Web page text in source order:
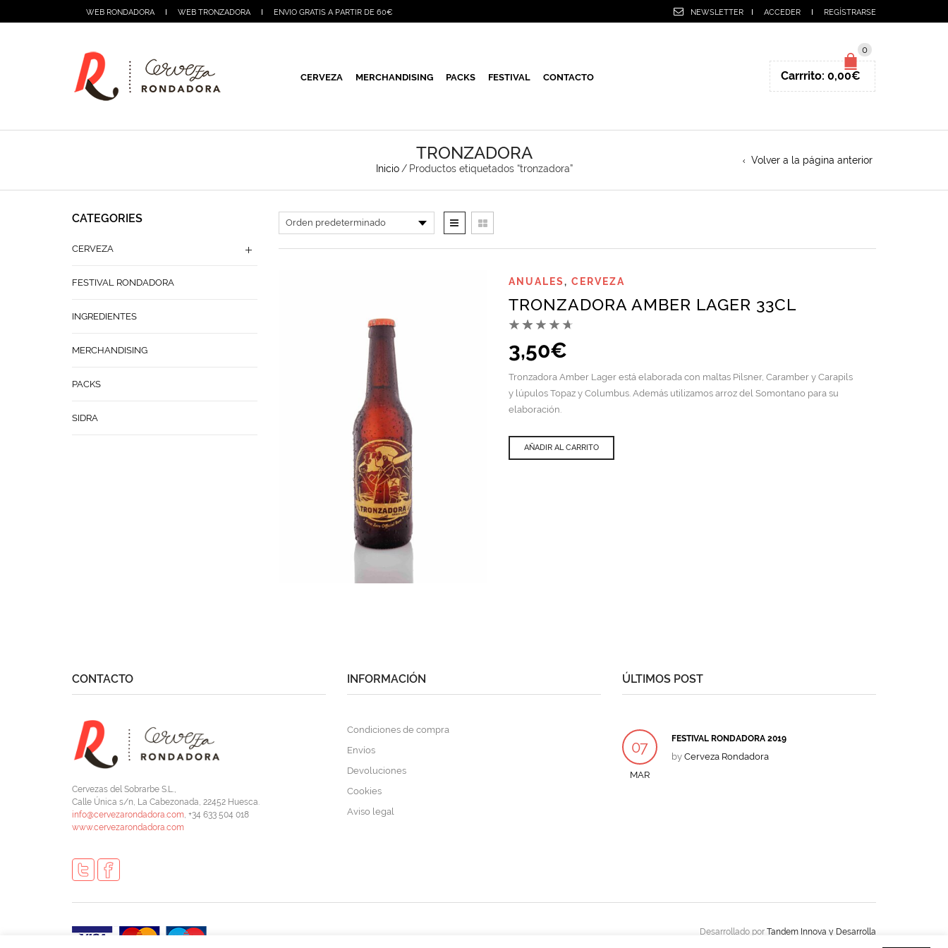
WEB RONDADORA WEB TRONZADORA ENVIO GRATIS A PARTIR DE 60€ NEWSLETTER ACCEDER REGÍSTRARSE
CERVEZA MERCHANDISING PACKS FESTIVAL CONTACTO
0
Carrrito: 0,00€
TRONZADORA
Inicio / Productos etiquetados “tronzadora”
Volver a la página anterior
ANUALES,CERVEZA
TRONZADORA AMBER LAGER 33CL
3,50€
Tronzadora Amber Lager está elaborada con maltas Pilsner, Caramber y Carapils
y lúpulos Topaz y Columbus. Además utilizamos arroz del Somontano para su
elaboración.
AÑADIR AL CARRITO
CATEGORIES
CERVEZA
FESTIVAL RONDADORA
INGREDIENTES
MERCHANDISING
PACKS
SIDRA
CONTACTO
Cervezas del Sobrarbe S.L.,
Calle Única s/n, La Cabezonada, 22452 Huesca.
info@cervezarondadora.com, +34 633 504 018
www.cervezarondadora.com
INFORMACIÓN
Condiciones de compra
Envíos
Devoluciones
Cookies
Aviso legal
ÚLTIMOS POST
07
MAR
FESTIVAL RONDADORA 2019
by Cerveza Rondadora
Desarrollado por Tandem Innova y Desarrolla